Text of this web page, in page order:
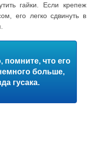
гайки. Если крепеж
его легко сдвинуть в
помните, что его
больше,
гусака.